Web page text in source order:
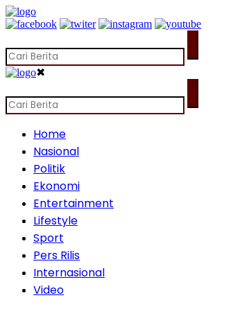
✖
Home
Nasional
Politik
Ekonomi
Entertainment
Lifestyle
Sport
Pers Rilis
Internasional
Video